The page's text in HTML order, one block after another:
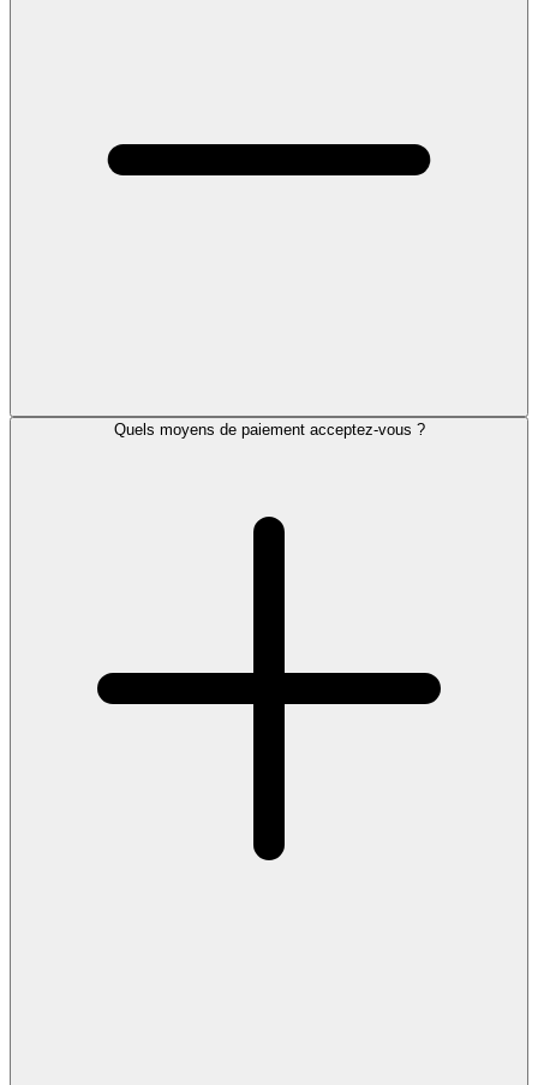
Quels moyens de paiement acceptez-vous ?